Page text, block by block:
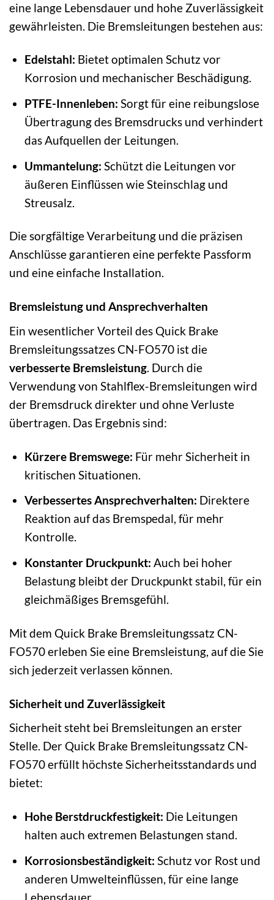
eine lange Lebensdauer und hohe Zuverlässigkeit
gewährleisten. Die Bremsleitungen bestehen aus:
Edelstahl: Bietet optimalen Schutz vor
Korrosion und mechanischer Beschädigung.
PTFE-Innenleben: Sorgt für eine reibungslose
Übertragung des Bremsdrucks und verhindert
das Aufquellen der Leitungen.
Ummantelung: Schützt die Leitungen vor
äußeren Einflüssen wie Steinschlag und
Streusalz.
Die sorgfältige Verarbeitung und die präzisen
Anschlüsse garantieren eine perfekte Passform
und eine einfache Installation.
Bremsleistung und Ansprechverhalten
Ein wesentlicher Vorteil des Quick Brake
Bremsleitungssatzes CN-FO570 ist die
verbesserte Bremsleistung. Durch die
Verwendung von Stahlflex-Bremsleitungen wird
der Bremsdruck direkter und ohne Verluste
übertragen. Das Ergebnis sind:
Kürzere Bremswege: Für mehr Sicherheit in
kritischen Situationen.
Verbessertes Ansprechverhalten: Direktere
Reaktion auf das Bremspedal, für mehr
Kontrolle.
Konstanter Druckpunkt: Auch bei hoher
Belastung bleibt der Druckpunkt stabil, für ein
gleichmäßiges Bremsgefühl.
Mit dem Quick Brake Bremsleitungssatz CN-
FO570 erleben Sie eine Bremsleistung, auf die Sie
sich jederzeit verlassen können.
Sicherheit und Zuverlässigkeit
Sicherheit steht bei Bremsleitungen an erster
Stelle. Der Quick Brake Bremsleitungssatz CN-
FO570 erfüllt höchste Sicherheitsstandards und
bietet:
Hohe Berstdruckfestigkeit: Die Leitungen
halten auch extremen Belastungen stand.
Korrosionsbeständigkeit: Schutz vor Rost und
anderen Umwelteinflüssen, für eine lange